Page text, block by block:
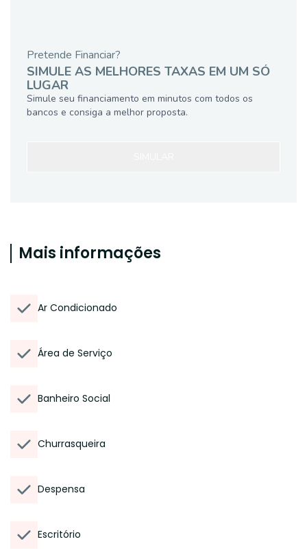
Pretende Financiar?
SIMULE AS MELHORES TAXAS EM UM SÓ
LUGAR
Simule seu financiamento em minutos com todos os
bancos e consiga a melhor proposta.
Mais informações
Ar Condicionado
Área de Serviço
Banheiro Social
Churrasqueira
Despensa
Escritório